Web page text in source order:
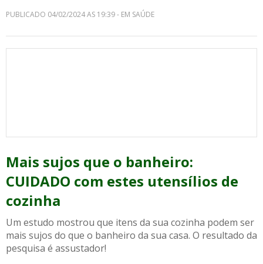
PUBLICADO 04/02/2024 AS 19:39 - EM SAÚDE
Mais sujos que o banheiro:
CUIDADO com estes utensílios de
cozinha
Um estudo mostrou que itens da sua cozinha podem ser
mais sujos do que o banheiro da sua casa. O resultado da
pesquisa é assustador!